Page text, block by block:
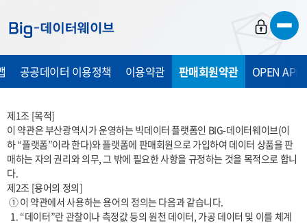
가
기
가
기
가
기
공공데이터 이용정책 이용약관 판매회원약관 OPEN API
제1조 [목적]
이 약관은 부산광역시가 운영하는 빅데이터 플랫폼인 BIG-데이터웨이브(이
하 “플랫폼”이라 한다)와 플랫폼에 판매회원으로 가입하여 데이터 상품을 판
매하는 자의 권리와 의무, 그 밖에 필요한 사항을 규정하는 것을 목적으로 합니
다.
제2조 [용어의 정의]